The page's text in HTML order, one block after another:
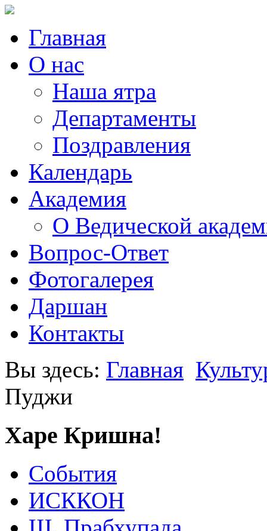
Главная
О нас
Наша ятра
Департаменты
Поздравления
Календарь
Академия
О Ведической
Вопрос-Ответ
Фотогалерея
Даршан
Контакты
Вы здесь: Главная
Пуджи
Харе Кришна!
События
ИСККОН